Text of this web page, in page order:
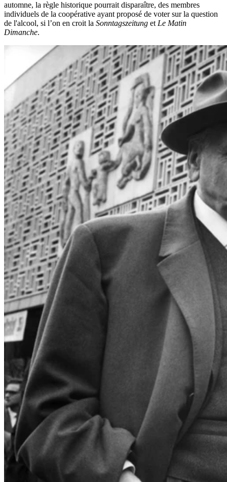
automne, la règle historique pourrait disparaître, des membres
individuels de la coopérative ayant proposé de voter sur la question
de l'alcool, si l’on en croit la Sonntagszeitung et Le Matin
Dimanche.